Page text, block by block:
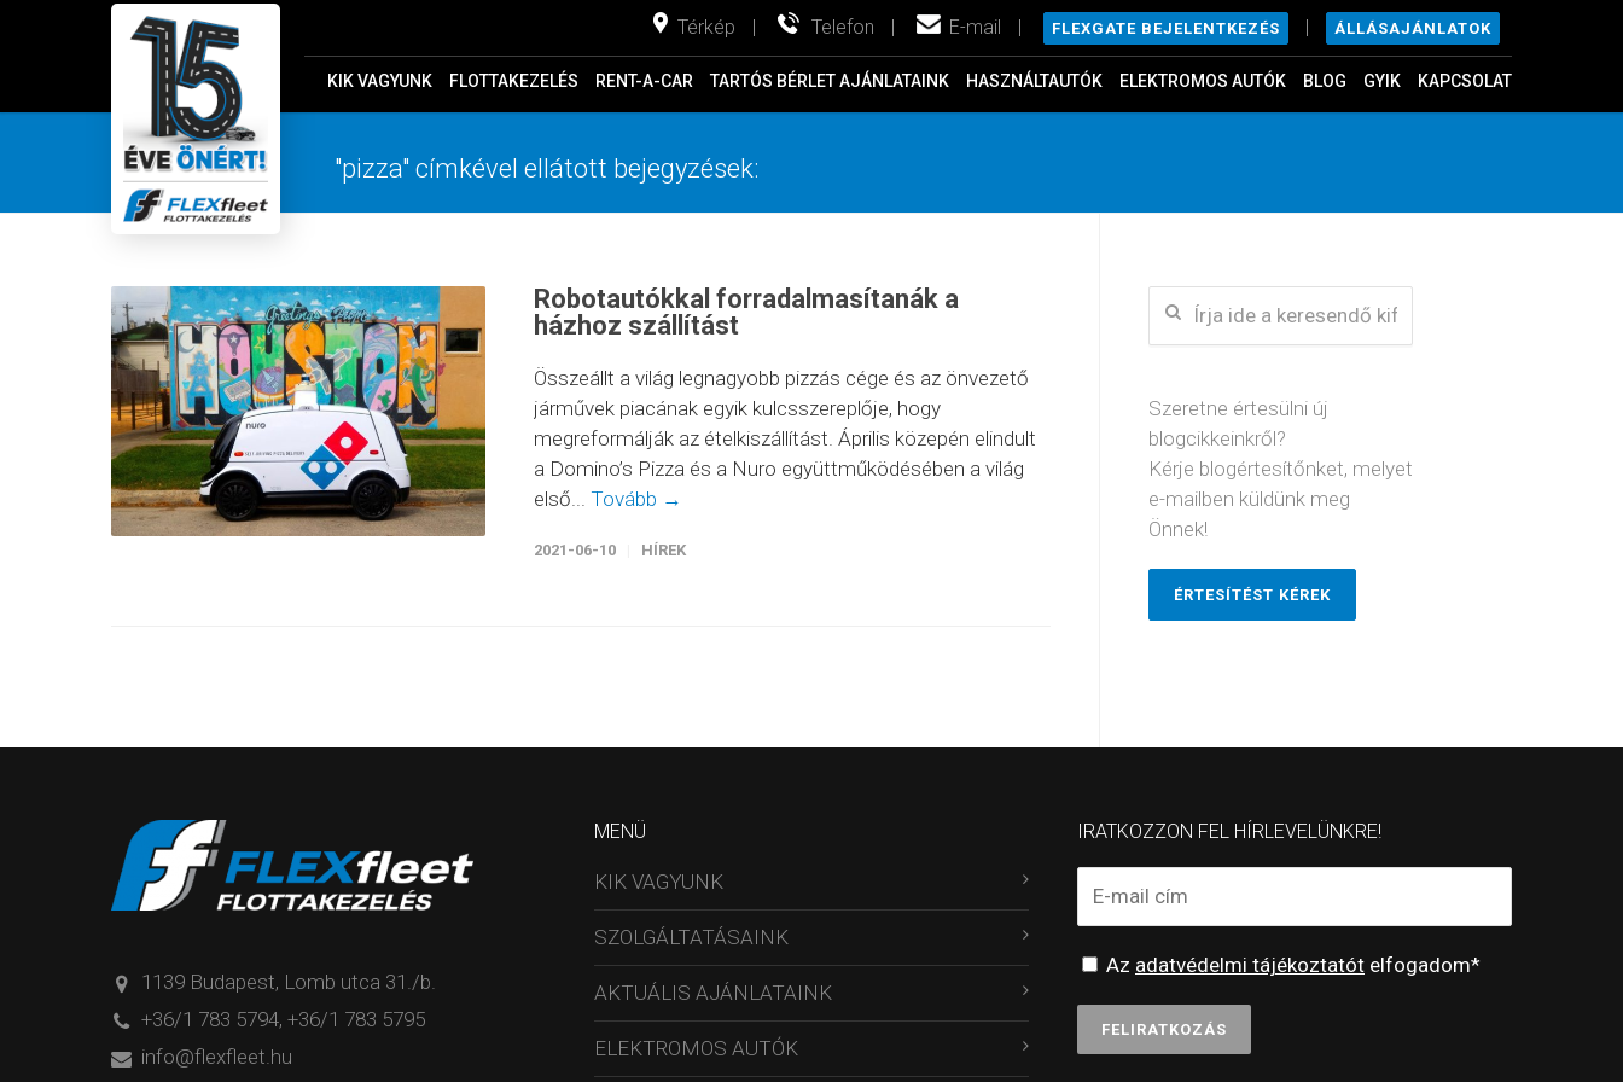
Térkép | Telefon | E-mail | FLEXGATE BEJELENTKEZÉS | ÁLLÁSAJÁNLATOK
KIK VAGYUNK FLOTTAKEZELÉS RENT-A-CAR TARTÓS BÉRLET AJÁNLATAINK HASZNÁLTAUTÓK ELEKTROMOS AUTÓK BLOG GYIK KAPCSOLAT
"pizza" címkével ellátott bejegyzések:
Robotautókkal forradalmasítanák a
házhoz szállítást
Összeállt a világ legnagyobb pizzás cége és az önvezető
járművek piacának egyik kulcsszereplője, hogy
megreformálják az ételkiszállítást. Április közepén elindult
a Domino’s Pizza és a Nuro együttműködésében a világ
első... Tovább →
2021-06-10 HÍREK
Szeretne értesülni új
blogcikkeinkről?
Kérje blogértesítőnket, melyet
e-mailben küldünk meg
Önnek!
ÉRTESÍTÉST KÉREK
1139 Budapest, Lomb utca 31./b.
+36/1 783 5794, +36/1 783 5795
info@flexfleet.hu
MENÜ
KIK VAGYUNK
SZOLGÁLTATÁSAINK
AKTUÁLIS AJÁNLATAINK
ELEKTROMOS AUTÓK
IRATKOZZON FEL HÍRLEVELÜNKRE!
Az adatvédelmi tájékoztatót elfogadom*